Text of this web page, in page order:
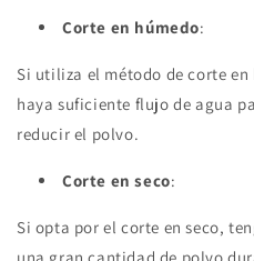
Corte en húmedo:
Si utiliza el método de corte en
haya suficiente flujo de agua
reducir el polvo.
Corte en seco:
Si opta por el corte en seco,